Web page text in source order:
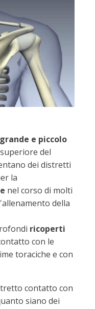
grande e piccolo
del
dei distretti
la
nel corso di molti
della
ricoperti
con le
toraciche e con
contatto con
siano dei